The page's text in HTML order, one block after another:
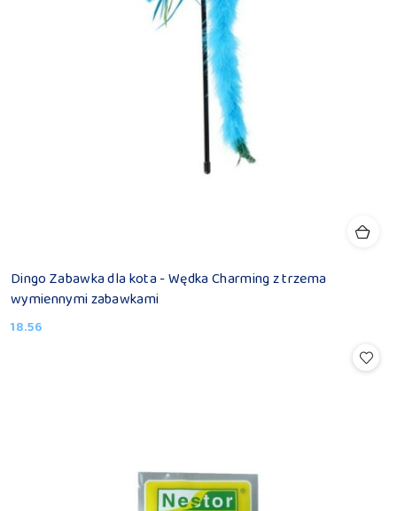
Dingo Zabawka dla kota - Wędka Charming z trzema
wymiennymi zabawkami
Cena:
18.56